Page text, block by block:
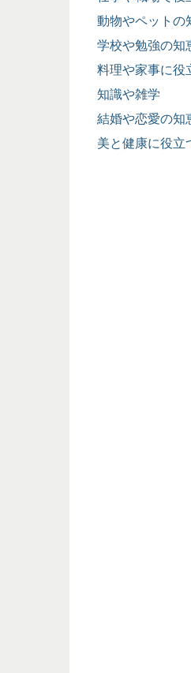
動物やペットの
学校や勉強の知
料理や家事に役
知識や雑学
結婚や恋愛の知
美と健康に役立